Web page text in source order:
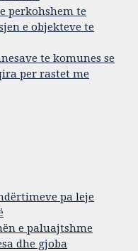
perkohshem te
e objekteve te
te komunes se
per rastet me
pa leje
e paluajtshme
dhe gjoba